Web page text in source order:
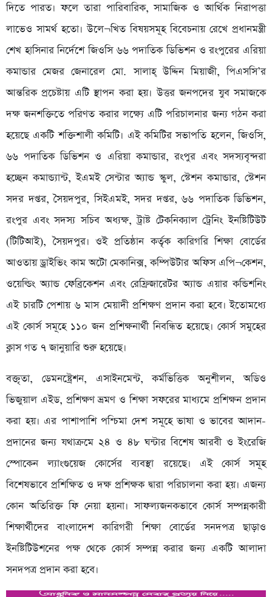
দিতে পারত। ফলে তারা পারিবারিক, সামাজিক ও আর্থিক নিরাপত্তা
লাভেও সামর্থ হতো। উলে¬খিত বিষয়সমূহ বিবেচনায় রেখে প্রধানমন্ত্রী
শেখ হাসিনার নির্দেশে জিওসি ৬৬ পদাতিক ডিভিশন ও রংপুরের এরিয়া
কমান্ডার মেজর জেনারেল মো. সালাহ্ উদ্দিন মিয়াজী, পিএসসি’র
আন্তরিক প্রচেষ্টায় এটি স্থাপন করা হয়। উত্তর জনপদের যুব সমাজকে
দক্ষ জনশক্তিতে পরিণত করার লক্ষ্যে এটি পরিচালনার জন্য গঠন করা
হয়েছে একটি শক্তিশালী কমিটি। এই কমিটির সভাপতি হলেন, জিওসি,
৬৬ পদাতিক ডিভিশন ও এরিয়া কমান্ডার, রংপুর এবং সদস্যবৃন্দরা
হচ্ছেন কমান্ড্যান্ট, ইএমই সেন্টার অ্যান্ড স্কুল, স্টেশন কমান্ডার, স্টেশন
সদর দপ্তর, সৈয়দপুর, সিইএমই, সদর দপ্তর, ৬৬ পদাতিক ডিভিশন,
রংপুর এবং সদস্য সচিব অধ্যক্ষ, ট্রাষ্ট টেকনিক্যাল ট্রেনিং ইনষ্টিটিউট
(টিটিআই), সৈয়দপুর। ওই প্রতিষ্ঠান কর্তৃক কারিগরি শিক্ষা বোর্ডের
আওতায় ড্রাইভিং কাম অটো মেকানিক্স, কম্পিউটার অফিস এপি¬কেশন,
ওয়েল্ডিং অ্যান্ড ফেব্রিকেশন এবং রেফ্রিজারেটর অ্যান্ড এয়ার কন্ডিশনিং
এই চারটি পেশায় ৬ মাস মেয়াদী প্রশিক্ষণ প্রদান করা হবে। ইতোমধ্যে
এই কোর্স সমূহে ১১০ জন প্রশিক্ষনার্থী নিবন্ধিত হয়েছে। কোর্স সমুহের
ক্লাস গত ৭ জানুয়ারি শুরু হয়েছে।
বক্তৃতা, ডেমনষ্ট্রেশন, এসাইনমেন্ট, কর্মভিত্তিক অনুশীলন, অডিও
ভিজুয়াল এইড, প্রশিক্ষণ ভ্রমণ ও শিক্ষা সফরের মাধ্যমে প্রশিক্ষন প্রদান
করা হয়। এর পাশাপাশি পশ্চিমা দেশ সমূহে ভাষা ও ভাবের আদান-
প্রদানের জন্য যথাক্রমে ২৪ ও ৪৮ ঘন্টার বিশেষ আরবী ও ইংরেজি
স্পোকেন ল্যাংগুয়েজ কোর্সের ব্যবস্থা রয়েছে। এই কোর্স সমূহ
বিশেষভাবে প্রশিক্ষিত ও দক্ষ প্রশিক্ষক দ্বারা পরিচালনা করা হয়। এজন্য
কোন অতিরিক্ত ফি নেয়া হয়না। সাফল্যজনকভাবে কোর্স সম্পন্নকারী
শিক্ষার্থীদের বাংলাদেশ কারিগরী শিক্ষা বোর্ডের সনদপত্র ছাড়াও
ইনষ্টিটিউশনের পক্ষ থেকে কোর্স সম্পন্ন করার জন্য একটি আলাদা
সনদপত্র প্রদান করা হবে।